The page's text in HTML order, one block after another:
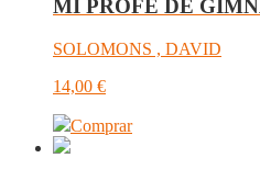
MI PROFE DE
SOLOMONS , DAVID
14,00 €
Comprar